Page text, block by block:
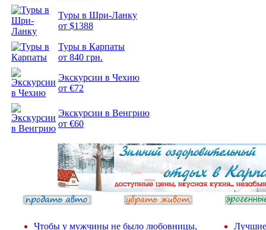
Туры в Шри-Ланку
от $1388
Туры в Карпаты
от 840 грн.
Экскурсии в Чехию
от €72
Экскурсии в Венгрию
от €60
Чтобы у мужчины не было любовницы,
Лучшие